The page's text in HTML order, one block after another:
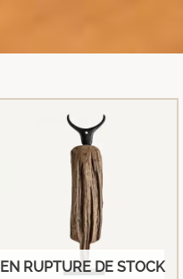
EN RUPTURE DE STOCK